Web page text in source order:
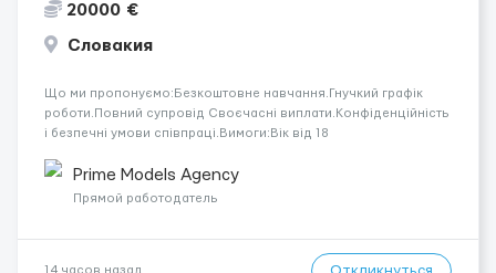
20000 €
Словакия
Що ми пропонуємо:Безкоштовне навчання.Гнучкий графік
роботи.Повний супровід Своєчасні виплати.Конфіденційність
і безпечні умови співпраці.Вимоги:Вік від 18
розвиватися.Досвід не обов’язковий.Якщо вас зацікавила
вакансія — залишайте відгук, і ми зв’яжемося ...
Prime Models Agency
Прямой работодатель
14 часов назад